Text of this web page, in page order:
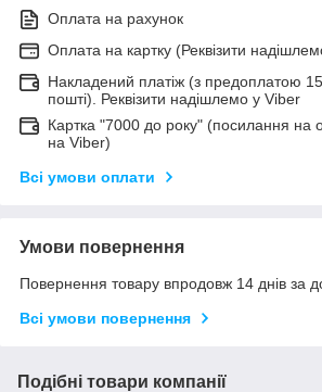
Оплата на рахунок
Оплата на картку (Реквізити
Накладений платіж (з предоплатою
пошті). Реквізити надішлемо у Viber
Картка "7000 до року" (посилання на
на Viber)
Всі умови оплати
Умови повернення
Повернення товару впродовж 14 днів за
Всі умови повернення
Подібні товари компанії